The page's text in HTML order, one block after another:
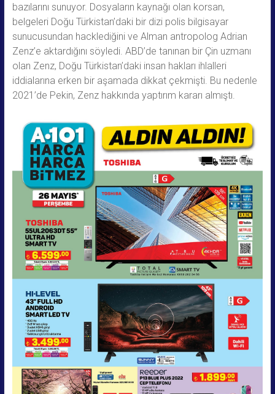
bazılarını sunuyor. Dosyaların kaynağı olan korsan,
belgeleri Doğu Türkistan’daki bir dizi polis bilgisayar
sunucusundan hacklediğini ve Alman antropolog Adrian
Zenz’e aktardığını söyledi. ABD’de tanınan bir Çin uzmanı
olan Zenz, Doğu Türkistan’daki insan hakları ihlalleri
iddialarına erken bir aşamada dikkat çekmişti. Bu nedenle
2021’de Pekin, Zenz hakkında yaptırım kararı almıştı.